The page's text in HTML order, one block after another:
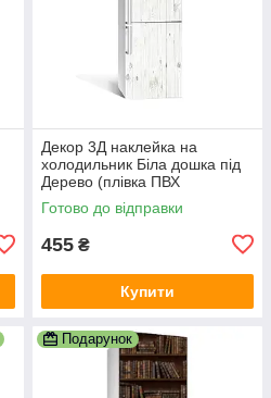
Декор 3Д наклейка на
холодильник Біла дошка під
Дерево (плівка ПВХ
фотодрук) 600х1800 мм
Текстури Сірий
Готово до відправки
455 ₴
Купити
Подарунок